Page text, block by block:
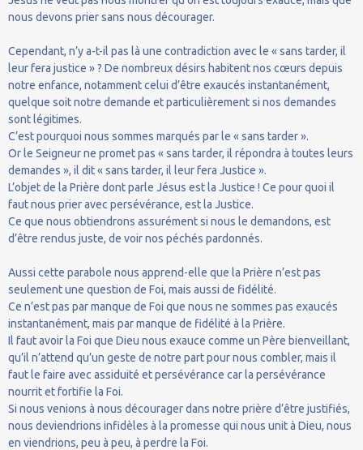
nous devons prier sans nous décourager.
Cependant, n’y a-t-il pas là une contradiction avec le « sans tarder, il
leur fera justice » ? De nombreux désirs habitent nos cœurs depuis
notre enfance, notamment celui d’être exaucés instantanément,
quelque soit notre demande et particulièrement si nos demandes
sont légitimes.
C’est pourquoi nous sommes marqués par le « sans tarder ».
Or le Seigneur ne promet pas « sans tarder, il répondra à toutes leurs
demandes », il dit « sans tarder, il leur fera Justice ».
L’objet de la Prière dont parle Jésus est la Justice ! Ce pour quoi il
faut nous prier avec persévérance, est la Justice.
Ce que nous obtiendrons assurément si nous le demandons, est
d’être rendus juste, de voir nos péchés pardonnés.
Aussi cette parabole nous apprend-elle que la Prière n’est pas
seulement une question de Foi, mais aussi de fidélité.
Ce n’est pas par manque de Foi que nous ne sommes pas exaucés
instantanément, mais par manque de fidélité à la Prière.
Il faut avoir la Foi que Dieu nous exauce comme un Père bienveillant,
qu’il n’attend qu’un geste de notre part pour nous combler, mais il
faut le faire avec assiduité et persévérance car la persévérance
nourrit et fortifie la Foi.
Si nous venions à nous décourager dans notre prière d’être justifiés,
nous deviendrions infidèles à la promesse qui nous unit à Dieu, nous
en viendrions, peu à peu, à perdre la Foi.